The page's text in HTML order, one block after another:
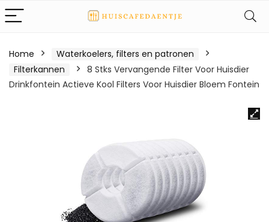
Home
Waterkoelers, filters en patronen
Filterkannen
8 Stks Vervangende Filter Voor Huisdier
Drinkfontein Actieve Kool Filters Voor Huisdier Bloem Fontein